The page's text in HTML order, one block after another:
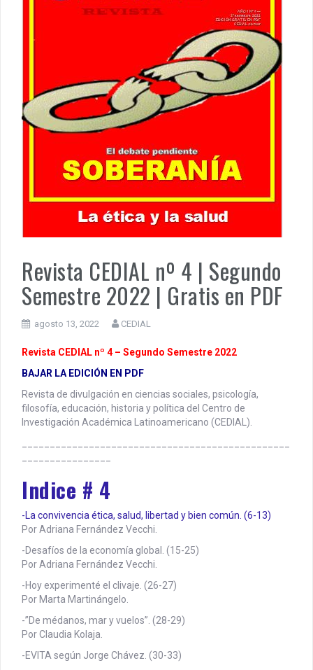
MUÑIZ. PORQUE LA HISTORIA TE JUZGARÁ
PENSAR UNA SEÑAL | Se echan los dados éticos de la
sustentibilidad. | 6 DE AGOSTO: SOBERANIA TERRITORIAL,
ECONOMICA Y POLITICA
Revista CEDIAL nº 4 | Segundo
Semestre 2022 | Gratis en PDF
agosto 13, 2022 CEDIAL
Revista CEDIAL nº 4 – Segundo Semestre 2022
BAJAR LA EDICIÓN EN PDF
Revista de divulgación en ciencias sociales, psicología,
filosofía, educación, historia y política del Centro de
Investigación Académica Latinoamericano (CEDIAL).
Indice # 4
-La convivencia ética, salud, libertad y bien común. (6-13)
Por Adriana Fernández Vecchi.
-Desafíos de la economía global. (15-25)
Por Adriana Fernández Vecchi.
-Hoy experimenté el clivaje. (26-27)
Por Marta Martinángelo.
-”De médanos, mar y vuelos”. (28-29)
Por Claudia Kolaja.
-EVITA según Jorge Chávez. (30-33)